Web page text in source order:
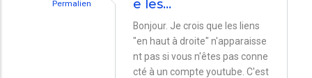
Permalien e les…
Bonjour. Je crois que les liens
"en haut à droite" n'apparaisse
nt pas si vous n'êtes pas conne
cté à un compte youtube. C'est